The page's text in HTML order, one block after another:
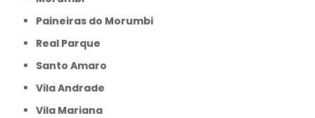
Paineiras do Morumbi
Real Parque
Santo Amaro
Vila Andrade
Vila Mariana